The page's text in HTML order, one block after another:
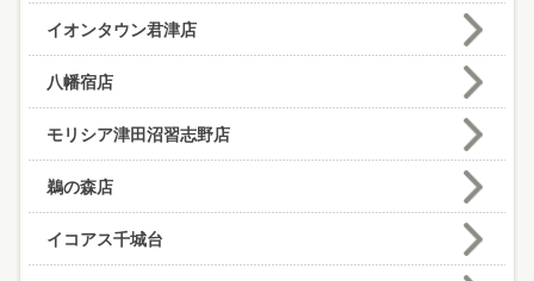
イオンタウン君津店
八幡宿店
モリシア津田沼習志野店
鵜の森店
イコアス千城台